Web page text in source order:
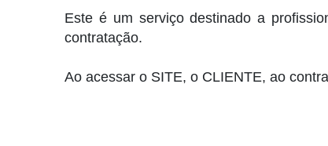
Este é um serviço destinado a
contratação.
Ao acessar o SITE, o CLIENTE, ao